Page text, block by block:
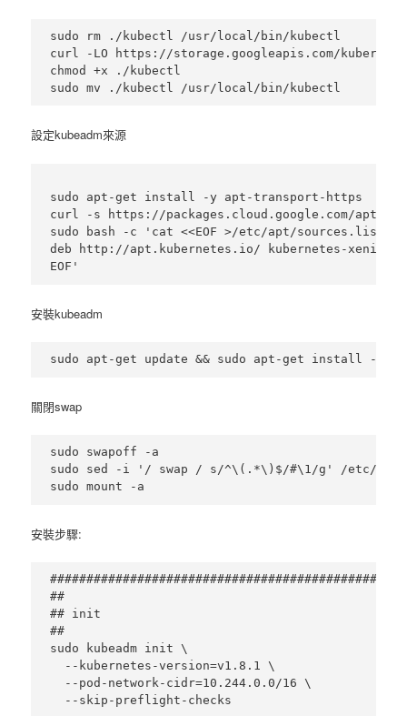
sudo rm ./kubectl /usr/local/bin/kubectl
curl -LO https://storage.googleapis.com/
chmod +x ./kubectl
設定kubeadm來源
sudo apt-get install -y apt-transport-https
curl -s https://packages.cloud.google.com/apt/
sudo bash -c 'cat <<EOF >/etc/apt/
deb http://apt.kubernetes.io/ kubernetes-xenial
安裝kubeadm
關閉swap
sudo swapoff -a
sudo sed -i '/ swap / s/^\(.*\)$/#\1/g' /etc/
安裝步驟:
##
## init
##
sudo kubeadm init \
  --kubernetes-version=v1.8.1 \
  --pod-network-cidr=10.244.0.0/16 \
  --skip-preflight-checks